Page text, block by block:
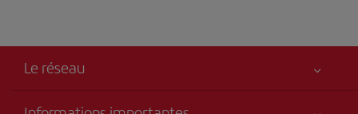
Le réseau